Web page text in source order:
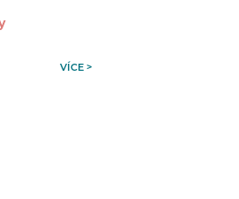
VÍCE >